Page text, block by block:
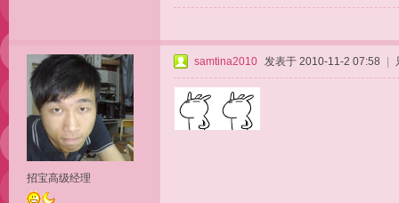
招宝高级经理
samtina2010 发表于 2010-11-2 07:58